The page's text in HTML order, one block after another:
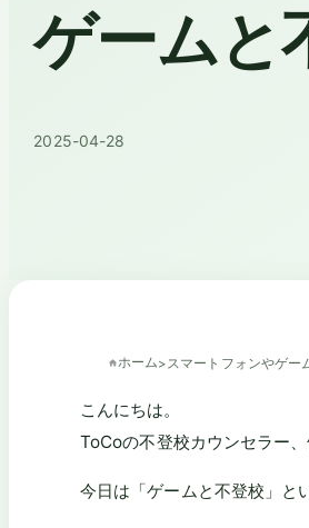
ゲームと
2025-04-28
ホーム> スマートフォンやゲー
こんにちは。
ToCoの不登校カウンセラー、
今日は「ゲームと不登校」と